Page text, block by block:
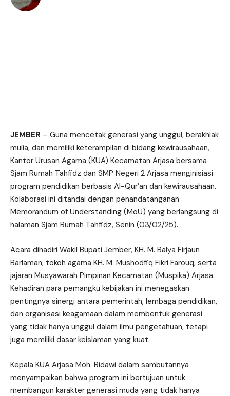
JEMBER – Guna mencetak generasi yang unggul, berakhlak
mulia, dan memiliki keterampilan di bidang kewirausahaan,
Kantor Urusan Agama (KUA) Kecamatan Arjasa bersama
Sjam Rumah Tahfidz dan SMP Negeri 2 Arjasa menginisiasi
program pendidikan berbasis Al-Qur’an dan kewirausahaan.
Kolaborasi ini ditandai dengan penandatanganan
Memorandum of Understanding (MoU) yang berlangsung di
halaman Sjam Rumah Tahfidz, Senin (03/02/25).
Acara dihadiri Wakil Bupati Jember, KH. M. Balya Firjaun
Barlaman, tokoh agama KH. M. Mushodfiq Fikri Farouq, serta
jajaran Musyawarah Pimpinan Kecamatan (Muspika) Arjasa.
Kehadiran para pemangku kebijakan ini menegaskan
pentingnya sinergi antara pemerintah, lembaga pendidikan,
dan organisasi keagamaan dalam membentuk generasi
yang tidak hanya unggul dalam ilmu pengetahuan, tetapi
juga memiliki dasar keislaman yang kuat.
Kepala KUA Arjasa Moh. Ridawi dalam sambutannya
menyampaikan bahwa program ini bertujuan untuk
membangun karakter generasi muda yang tidak hanya